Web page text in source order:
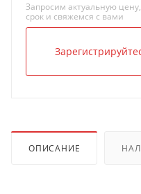
Запросим актуальную
срок и свяжемся с вами
ОПИСАНИЕ